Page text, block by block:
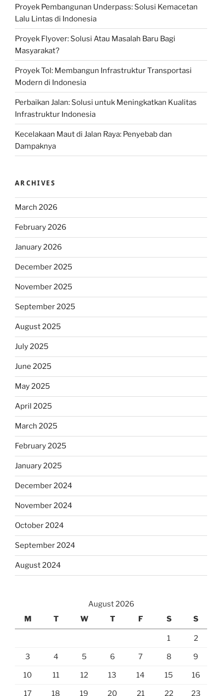
Proyek Pembangunan Underpass: Solusi Kemacetan
Lalu Lintas di Indonesia
Proyek Flyover: Solusi Atau Masalah Baru Bagi
Masyarakat?
Proyek Tol: Membangun Infrastruktur Transportasi
Modern di Indonesia
Perbaikan Jalan: Solusi untuk Meningkatkan Kualitas
Infrastruktur Indonesia
Kecelakaan Maut di Jalan Raya: Penyebab dan
Dampaknya
ARCHIVES
March 2026
February 2026
January 2026
December 2025
November 2025
September 2025
August 2025
July 2025
June 2025
May 2025
April 2025
March 2025
February 2025
January 2025
December 2024
November 2024
October 2024
September 2024
August 2024
August 2026
M
T W T F S S
1 2
3 4 5 6 7 8 9
10 11 12 13 14 15 16
17 18 19 20 21 22 23